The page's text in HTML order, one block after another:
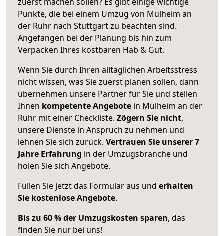
Punkte, die bei einem Umzug von Mülheim an
der Ruhr nach Stuttgart zu beachten sind.
Angefangen bei der Planung bis hin zum
Verpacken Ihres kostbaren Hab & Gut.
Wenn Sie durch Ihren alltäglichen Arbeitsstress
nicht wissen, was Sie zuerst planen sollen, dann
übernehmen unsere Partner für Sie und stellen
Ihnen kompetente Angebote in Mülheim an der
Ruhr mit einer Checkliste. Zögern Sie nicht,
unsere Dienste in Anspruch zu nehmen und
lehnen Sie sich zurück. Vertrauen Sie unserer 7
Jahre Erfahrung in der Umzugsbranche und
holen Sie sich Angebote.
Füllen Sie jetzt das Formular aus und erhalten
Sie kostenlose Angebote.
Bis zu 60 % der Umzugskosten sparen, das
finden Sie nur bei uns!